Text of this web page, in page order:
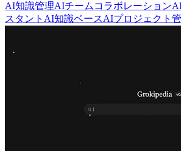
AI知識管理AIチームコラボレーション
スタント AI知識ベースAIプロジェクト